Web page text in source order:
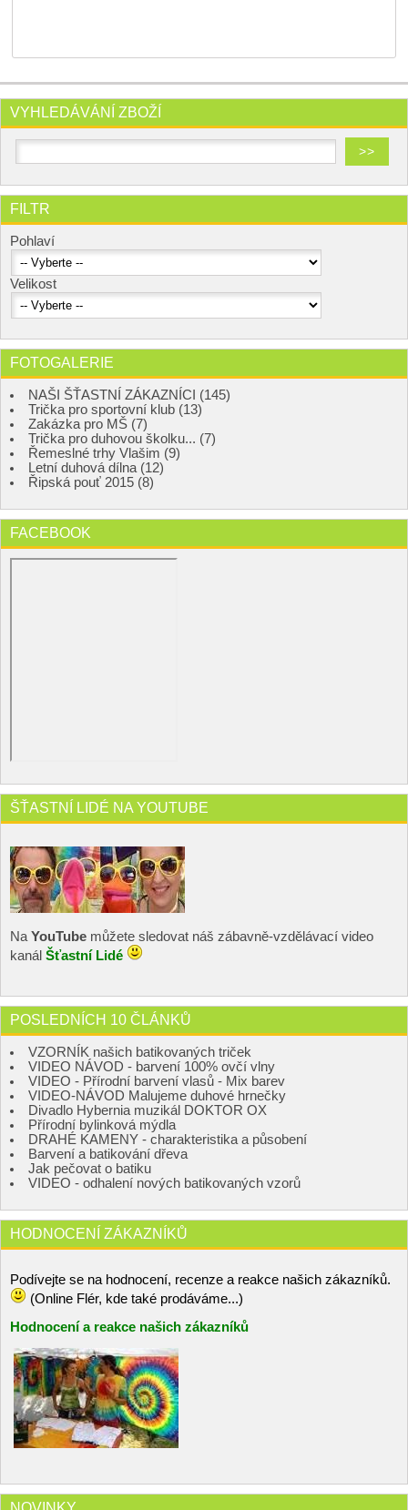
VYHLEDÁVÁNÍ ZBOŽÍ
FILTR
Pohlaví
Velikost
FOTOGALERIE
NAŠI ŠŤASTNÍ ZÁKAZNÍCI (145)
Trička pro sportovní klub (13)
Zakázka pro MŠ (7)
Trička pro duhovou školku... (7)
Řemeslné trhy Vlašim (9)
Letní duhová dílna (12)
Řipská pouť 2015 (8)
FACEBOOK
ŠŤASTNÍ LIDÉ NA YOUTUBE
NaYouTube můžete sledovat náš zábavně-vzdělávací video
kanál Šťastní Lidé
POSLEDNÍCH 10 ČLÁNKŮ
VZORNÍK našich batikovaných triček
VIDEO NÁVOD - barvení 100% ovčí vlny
VIDEO - Přírodní barvení vlasů - Mix barev
VIDEO-NÁVOD Malujeme duhové hrnečky
Divadlo Hybernia muzikál DOKTOR OX
Přírodní bylinková mýdla
DRAHÉ KAMENY - charakteristika a působení
Barvení a batikování dřeva
Jak pečovat o batiku
VIDEO - odhalení nových batikovaných vzorů
HODNOCENÍ ZÁKAZNÍKŮ
Podívejte se na hodnocení, recenze a reakce našich zákazníků.
(Online Flér, kde také prodáváme...)
Hodnocení a reakce našich zákazníků